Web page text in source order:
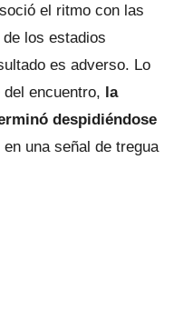
el ritmo con las
los estadios
es adverso. Lo
encuentro, la
despidiéndose
en una señal de tregua